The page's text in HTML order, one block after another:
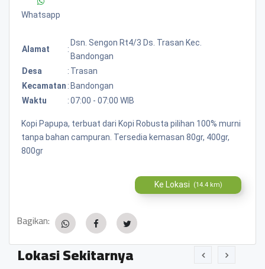
Whatsapp
Alamat :
Dsn. Sengon Rt4/3 Ds. Trasan Kec.
Bandongan
Desa
: Trasan
Kecamatan : Bandongan
Waktu
:07:00 - 07:00 WIB
Kopi Papupa, terbuat dari Kopi Robusta pilihan 100% murni
tanpa bahan campuran. Tersedia kemasan 80gr, 400gr,
800gr
Ke Lokasi (14.4 km)
Bagikan:
Lokasi Sekitarnya